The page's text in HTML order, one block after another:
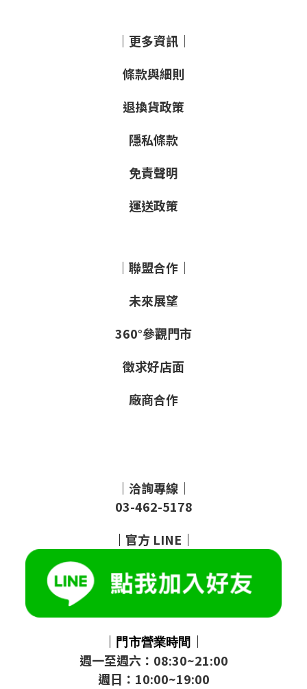
｜更多資訊｜
條款與細則
退換貨政策
隱私條款
免責聲明
運送政策
｜聯盟合作｜
未來展望
360°參觀門市
徵求好店面
廠商合作
｜洽詢專線｜
03-462-5178
｜ 官方 LINE ｜
｜ 門市營業時間 ｜
週一至週六：08:30~21:00
週日：10:00~19:00